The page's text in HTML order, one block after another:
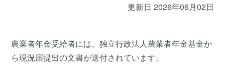
更新日 2026年06月02日
農業者年金受給者には、独立行政法人農業者年金基金か
ら現況届提出の文書が送付されています。